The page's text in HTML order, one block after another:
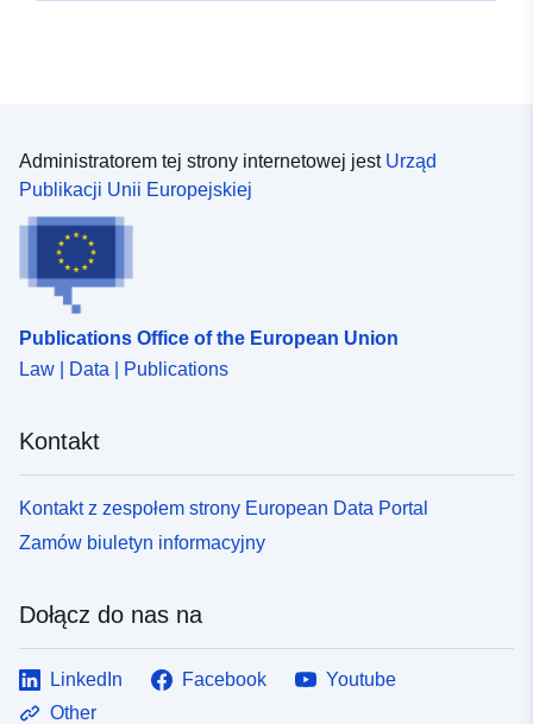
Administratorem tej strony internetowej jest Urząd
Publikacji Unii Europejskiej
Publications Office of the European Union
Law | Data | Publications
Kontakt
Kontakt z zespołem strony European Data Portal
Zamów biuletyn informacyjny
Dołącz do nas na
LinkedIn Facebook
Youtube
Other